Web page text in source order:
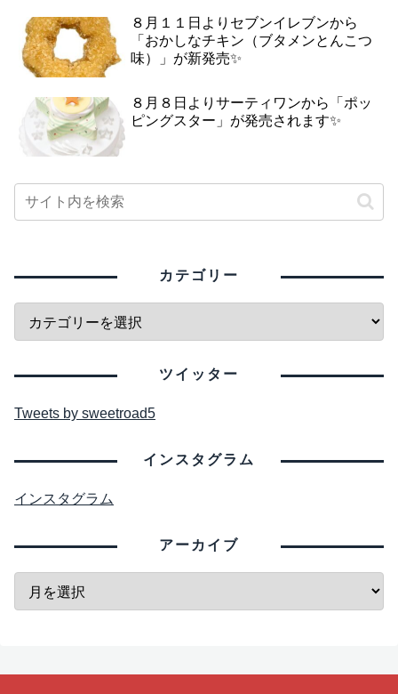
８月１１日よりセブンイレブンから
「おかしなチキン（ブタメンとんこつ
味）」が新発売✨
８月８日よりサーティワンから「ポッ
ピングスター」が発売されます✨
カテゴリー
ツイッター
Tweets by sweetroad5
インスタグラム
インスタグラム
アーカイブ